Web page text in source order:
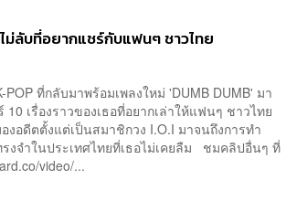
ม่ลับที่อยากแชร์กับแฟนๆ ชาวไทย
POP ที่กลับมาพร้อมเพลงใหม่ 'DUMB DUMB' มา
เรื่องราวของเธอที่อยากเล่าให้แฟนๆ ชาวไทย
งอดีตตั้งแต่เป็นสมาชิกวง I.O.I มาจนถึงการทำ
งจำในประเทศไทยที่เธอไม่เคยลืม ชมคลิปอื่นๆ ที่
video/...